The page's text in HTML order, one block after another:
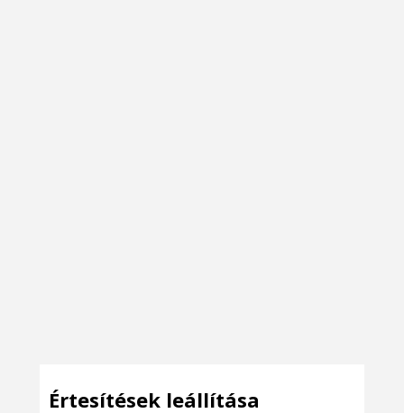
Értesítések leállítása